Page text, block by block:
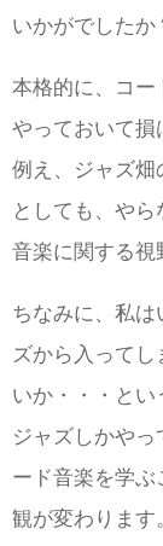
いかがでしたか
本格的に、コー
やっておいて損
例え、ジャズ畑
としても、やら
音楽に関する視
ちなみに、私
ズから入って
いか・・・とい
ジャズしかや
ード音楽を学
観が変わります。